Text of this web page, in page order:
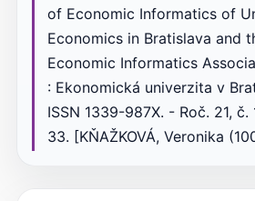
of Economic Informatics of
Economics in Bratislava and
Economic Informatics
: Ekonomická univerzita v
ISSN 1339-987X. - Roč. 21,
33. [KŇAŽKOVÁ, Veronika